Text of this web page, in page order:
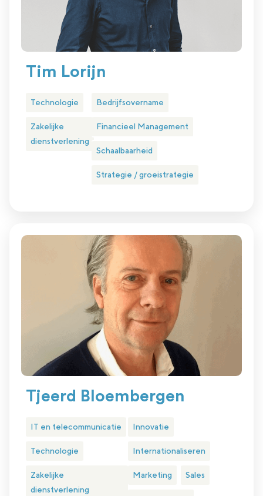
Tim Lorijn
Technologie
Zakelijke
dienstverlening
Bedrijfsovername
Financieel Management
Schaalbaarheid
Strategie / groeistrategie
Tjeerd Bloembergen
IT en telecommunicatie
Technologie
Zakelijke
dienstverlening
Innovatie
Internationaliseren
Marketing Sales